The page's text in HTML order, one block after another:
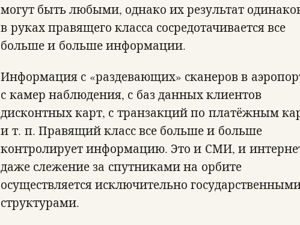
могут быть любыми, однако их результат
в руках правящего класса сосредотачивается все
больше и больше информации.
Информация с «раздевающих» сканеров в
с камер наблюдения, с баз данных клиентов
дисконтных карт, с транзакций по платёжным
и т. п. Правящий класс все больше и больше
контролирует информацию. Это и СМИ, и
даже слежение за спутниками на орбите
осуществляется исключительно
структурами.